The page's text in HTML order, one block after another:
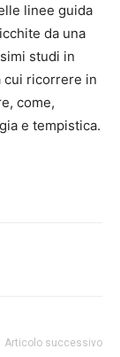
linee guida
da una
studi in
cui ricorrere in
come,
e tempistica.
Articolo successivo